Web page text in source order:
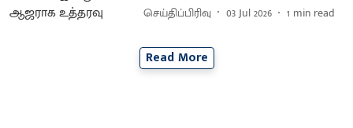
செய்திப்பிரிவு 03 Jul 2026 1 min read
Read More